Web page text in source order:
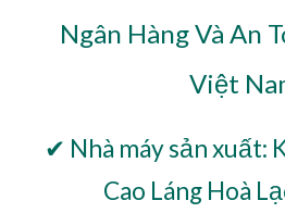
Ngân Hàng Và An
Việt
✔ Nhà máy sản xuất:
Cao Láng Hoà